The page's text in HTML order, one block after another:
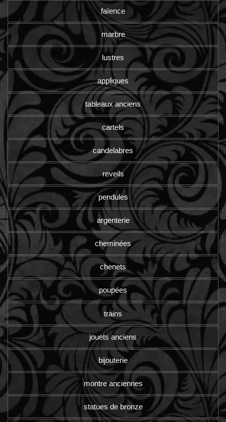
faïence
marbre
lustres
appliques
tableaux anciens
cartels
candelabres
reveils
pendules
argenterie
cheminées
chenets
poupées
trains
jouets anciens
bijouterie
montre anciennes
statues de bronze